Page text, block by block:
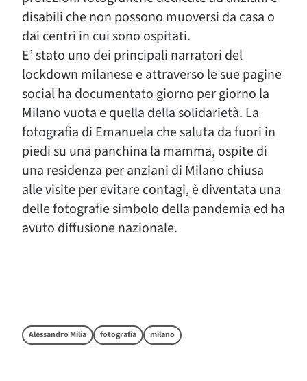
disabili che non possono muoversi da casa o
dai centri in cui sono ospitati.
E’ stato uno dei principali narratori del
lockdown milanese e attraverso le sue pagine
social ha documentato giorno per giorno la
Milano vuota e quella della solidarietà. La
fotografia di Emanuela che saluta da fuori in
piedi su una panchina la mamma, ospite di
una residenza per anziani di Milano chiusa
alle visite per evitare contagi, è diventata una
delle fotografie simbolo della pandemia ed ha
avuto diffusione nazionale.
Alessandro Milia fotografia milano